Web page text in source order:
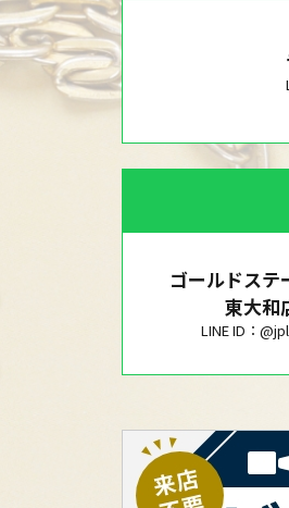
ゴールドステ
東大和
LINE ID：